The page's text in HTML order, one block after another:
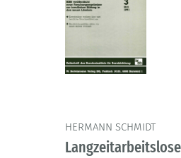
HERMANN SCHMIDT